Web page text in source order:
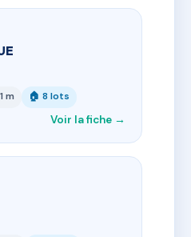
m 🏠 8 lots
Voir la fiche →